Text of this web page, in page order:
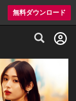
無料ダウンロード
ムレストラン予約